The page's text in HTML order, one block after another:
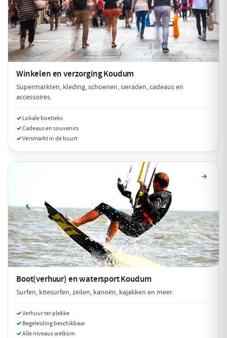
Winkelen en verzorgingKoudum
Supermarkten, kleding, schoenen, sieraden, cadeaus en
accessoires.
Lokale boetieks
Cadeaus en souvenirs
Versmarkt in de buurt
Boot(verhuur) en watersportKoudum
Surfen, kitesurfen, zeilen, kanoën, kajakken en meer.
Verhuur ter plekke
Begeleiding beschikbaar
Alle niveaus welkom